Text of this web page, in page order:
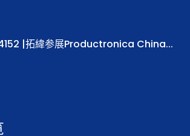
|拓緯参展Productronica China...